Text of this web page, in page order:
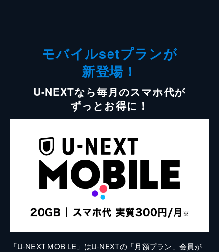
モバイルsetプランが
新登場！
U-NEXTなら毎月のスマホ代が
ずっとお得に！
「U-NEXT MOBILE」はU-NEXTの「月額プラン」会員が